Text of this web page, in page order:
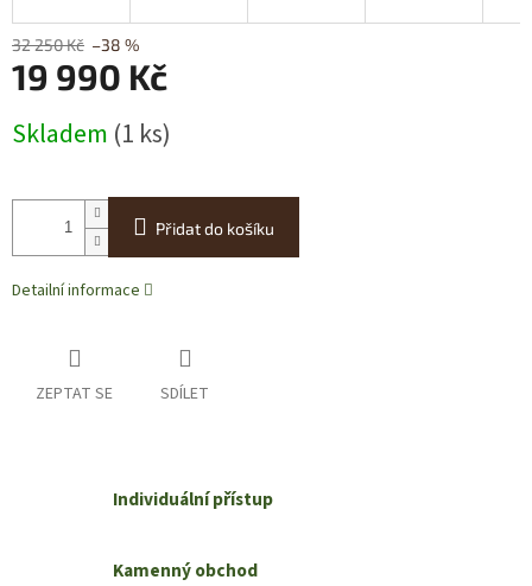
32 250 Kč –38 %
19 990 Kč
cena:
Skladem (1 ks)
Přidat do košíku
Detailní informace
ZEPTAT SE SDÍLET
Individuální přístup
Kamenný obchod